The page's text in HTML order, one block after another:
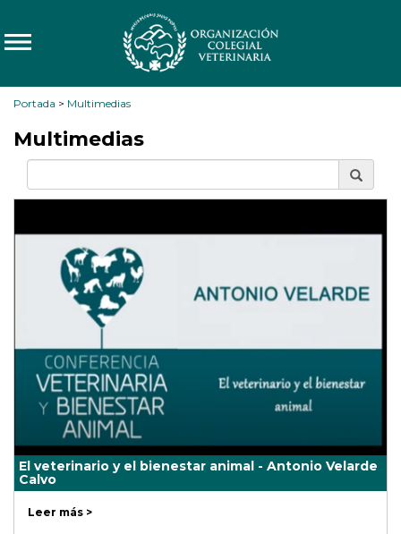
Portada > Multimedias
Multimedias
El veterinario y el bienestar animal - Antonio Velarde
Calvo
Leer más >